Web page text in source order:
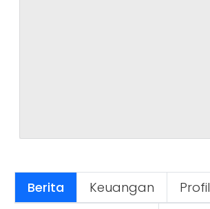
Berita Keuangan Profil